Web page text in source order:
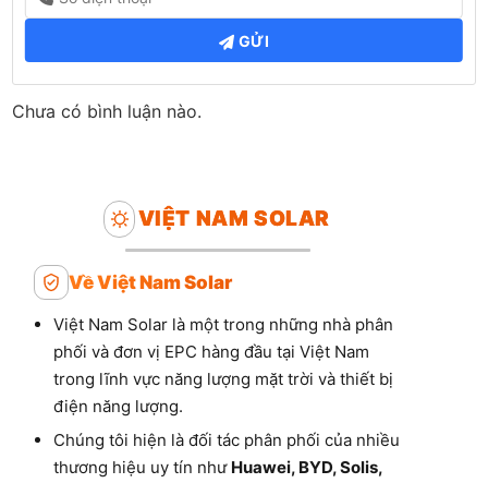
GỬI
Chưa có bình luận nào.
VIỆT NAM SOLAR
Về Việt Nam Solar
Việt Nam Solar là một trong những nhà phân
phối và đơn vị EPC hàng đầu tại Việt Nam
trong lĩnh vực năng lượng mặt trời và thiết bị
điện năng lượng.
Chúng tôi hiện là đối tác phân phối của nhiều
thương hiệu uy tín như Huawei, BYD, Solis,